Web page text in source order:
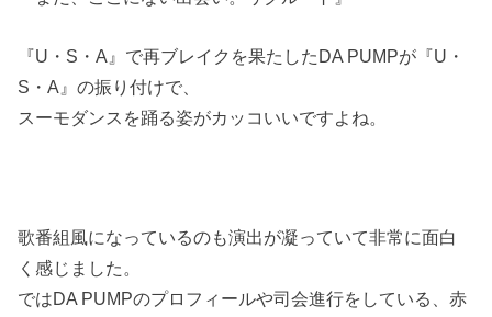
『U・S・A』で再ブレイクを果たしたDA PUMPが『U・
S・A』の振り付けで、
スーモダンスを踊る姿がカッコいいですよね。
歌番組風になっているのも演出が凝っていて非常に面白
く感じました。
ではDA PUMPのプロフィールや司会進行をしている、赤